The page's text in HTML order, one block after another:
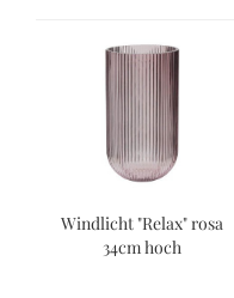
Windlicht "Relax" rosa
34cm hoch